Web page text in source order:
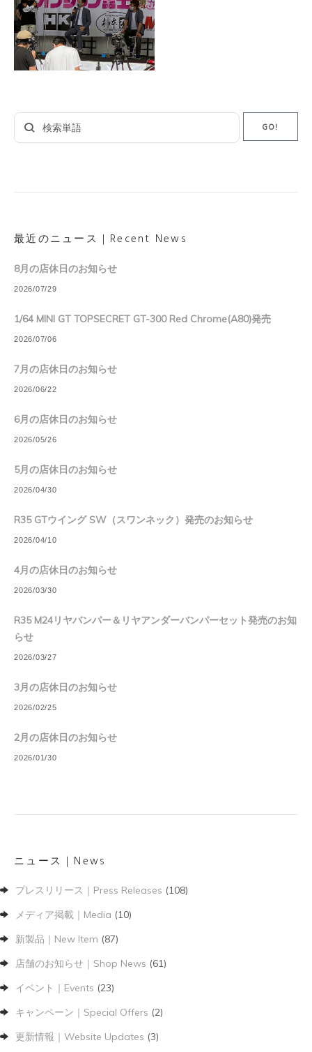
Search
for:
GO!
最近のニュース｜Recent News
8月の店休日のお知らせ
2026/07/29
1/64 MINI GT TOPSECRET GT-300 Red Chrome(A80)発売
2026/07/06
7月の店休日のお知らせ
2026/06/22
6月の店休日のお知らせ
2026/05/26
5月の店休日のお知らせ
2026/04/30
R35 GTウイング SW（スワンネック）発売のお知らせ
2026/04/10
4月の店休日のお知らせ
2026/03/30
R35 M24リヤバンパー＆リヤアンダーバンパーセット発売のお知
らせ
2026/03/27
3月の店休日のお知らせ
2026/02/25
2月の店休日のお知らせ
2026/01/30
ニュース｜News
プレスリリース｜Press Releases (108)
メディア掲載｜Media (10)
新製品｜New Item (87)
店舗のお知らせ｜Shop News (61)
イベント｜Events (23)
キャンペーン｜Special Offers (2)
更新情報｜Website Updates (3)